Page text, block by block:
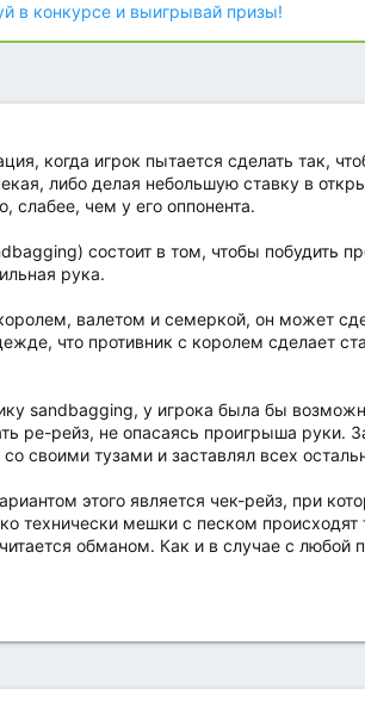
в конкурсе и выигрывай призы!
когда игрок пытается сделать так,
либо делая небольшую ставку в
слабее, чем у его оппонента.
состоит в том, чтобы побудить
рука.
валетом и семеркой, он может
что противник с королем сделает
sandbagging, у игрока была бы
ре-рейз, не опасаясь проигрыша руки.
своими тузами и заставлял всех
этого является чек-рейз, при
технически мешки с песком происходят
обманом. Как и в случае с любой